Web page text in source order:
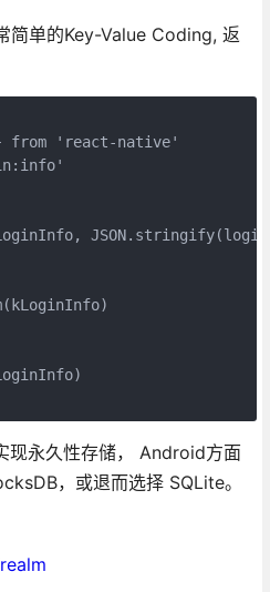
简单的Key-Value Coding, 返
from 'react-native'
现永久性存储， Android方面
，或退而选择 SQLite。
realm